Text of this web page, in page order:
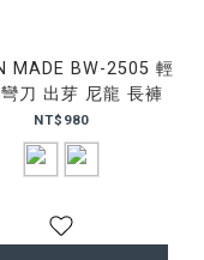
MADE BW-2505 輕
刀 出芽 尼龍 長褲
NT$980